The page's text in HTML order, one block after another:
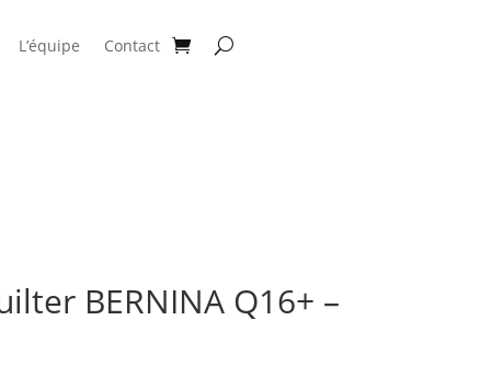
L’équipe Contact
BERNINA Q16+ –